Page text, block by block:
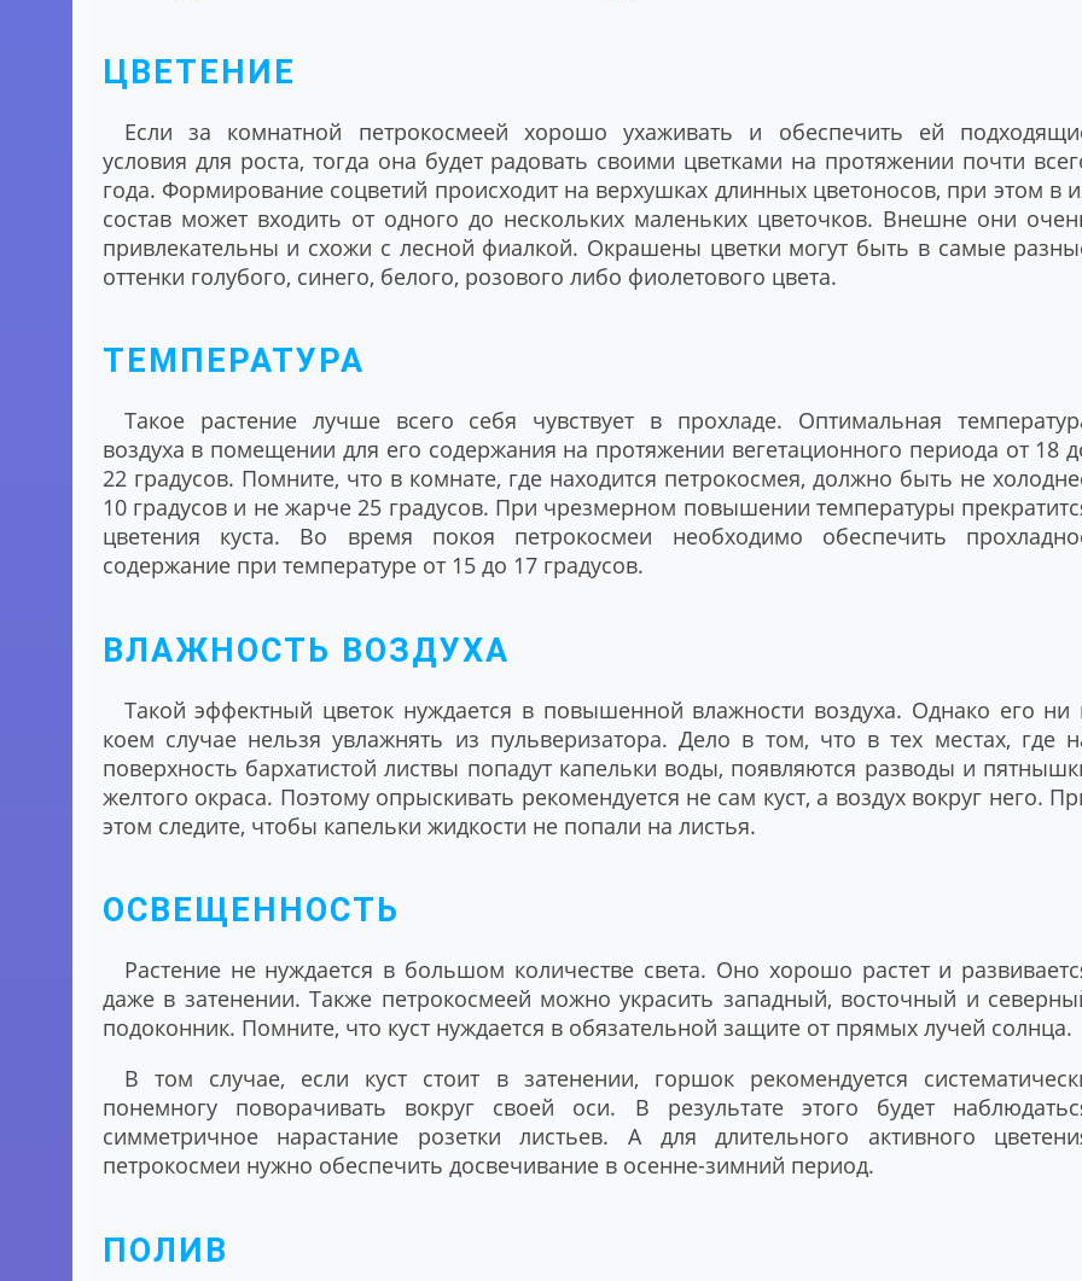
ЦВЕТЕНИЕ
Если за комнатной петрокосмеей хорошо ухаживать и обеспечить ей
условия для роста, тогда она будет радовать своими цветками на протяжении почти
года. Формирование соцветий происходит на верхушках длинных цветоносов, при этом в
состав может входить от одного до нескольких маленьких цветочков. Внешне они
привлекательны и схожи с лесной фиалкой. Окрашены цветки могут быть в самые
оттенки голубого, синего, белого, розового либо фиолетового цвета.
ТЕМПЕРАТУРА
Такое растение лучше всего себя чувствует в прохладе. Оптимальная
воздуха в помещении для его содержания на протяжении вегетационного периода от 18
22 градусов. Помните, что в комнате, где находится петрокосмея, должно быть не
10 градусов и не жарче 25 градусов. При чрезмерном повышении температуры
цветения куста. Во время покоя петрокосмеи необходимо обеспечить
содержание при температуре от 15 до 17 градусов.
ВЛАЖНОСТЬ ВОЗДУХА
Такой эффектный цветок нуждается в повышенной влажности воздуха. Однако его ни
коем случае нельзя увлажнять из пульверизатора. Дело в том, что в тех местах, где
поверхность бархатистой листвы попадут капельки воды, появляются разводы и
желтого окраса. Поэтому опрыскивать рекомендуется не сам куст, а воздух вокруг него.
этом следите, чтобы капельки жидкости не попали на листья.
ОСВЕЩЕННОСТЬ
Растение не нуждается в большом количестве света. Оно хорошо растет и
даже в затенении. Также петрокосмеей можно украсить западный, восточный и
подоконник. Помните, что куст нуждается в обязательной защите от прямых лучей солнца.
В том случае, если куст стоит в затенении, горшок рекомендуется
понемногу поворачивать вокруг своей оси. В результате этого будет
симметричное нарастание розетки листьев. А для длительного активного
петрокосмеи нужно обеспечить досвечивание в осенне-зимний период.
ПОЛИВ